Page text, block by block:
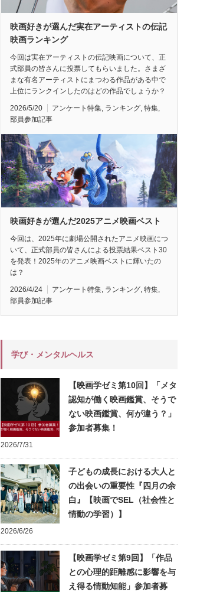
映画好きが選んだ実在アーティストの伝記
映画ランキング
今回は実在アーティストの伝記映画について、正
式部員の皆さんに投票してもらいました。さまざ
まな有名アーティストにまつわる作品がある中で
上位にランクインしたのはどの作品でしょうか？
2026/5/20 アンケート特集, ランキング, 特集,
部員参加記事
映画好きが選んだ2025アニメ映画ベスト
今回は、2025年に劇場公開されたアニメ映画につ
いて、正式部員の皆さんによる投票結果ベスト30
を発表！2025年のアニメ映画ベストに輝いたの
は？
2026/4/24 アンケート特集, ランキング, 特集,
部員参加記事
学び・メンタルヘルス
【映画学ゼミ第10回】「メタ
認知が働く映画鑑賞、そうで
ない映画鑑賞、何が違う？」
参加者募集！
2026/7/31
子どもの成長における大人と
の出会いの重要性『四月の余
白』【映画でSEL（社会性と
情動の学習）】
2026/6/26
【映画学ゼミ第9回】「作品
との心理的距離感に影響を与
え得る情動知能」参加者募